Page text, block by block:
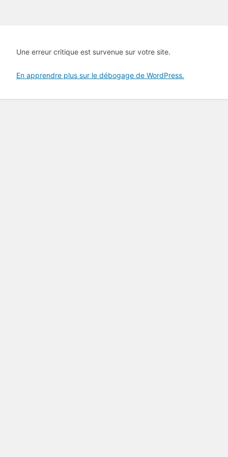
Une erreur critique est survenue sur votre site.
En apprendre plus sur le débogage de WordPress.